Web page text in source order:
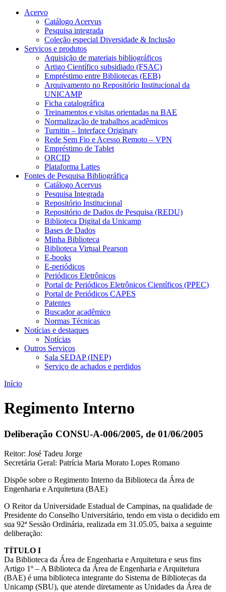
Acervo
Catálogo Acervus
Pesquisa integrada
Coleção especial Diversidade & Inclusão
Serviços e produtos
Aquisição de materiais bibliográficos
Artigo Científico subsidiado (FSAC)
Empréstimo entre Bibliotecas (EEB)
Arquivamento no Repositório Institucional da
UNICAMP
Ficha catalográfica
Treinamentos e visitas orientadas na BAE
Normalização de trabalhos acadêmicos
Turnitin – Interface Originaty
Rede Sem Fio e Acesso Remoto – VPN
Empréstimo de Tablet
ORCID
Plataforma Lattes
Fontes de Pesquisa Bibliográfica
Catálogo Acervus
Pesquisa Integrada
Repositório Institucional
Repositório de Dados de Pesquisa (REDU)
Biblioteca Digital da Unicamp
Bases de Dados
Minha Biblioteca
Biblioteca Virtual Pearson
E-books
E-periódicos
Periódicos Eletrônicos
Portal de Periódicos Eletrônicos Científicos (PPEC)
Portal de Periódicos CAPES
Patentes
Buscador acadêmico
Normas Técnicas
Notícias e destaques
Notícias
Outros Serviços
Sala SEDAP (INEP)
Serviço de achados e perdidos
Início
Regimento Interno
Deliberação CONSU-A-006/2005, de 01/06/2005
Reitor: José Tadeu Jorge
Secretária Geral: Patrícia Maria Morato Lopes Romano
Dispõe sobre o Regimento Interno da Biblioteca da Área de
Engenharia e Arquitetura (BAE)
O Reitor da Universidade Estadual de Campinas, na qualidade de
Presidente do Conselho Universitário, tendo em vista o decidido em
sua 92ª Sessão Ordinária, realizada em 31.05.05, baixa a seguinte
deliberação:
TÍTULO I
Da Biblioteca da Área de Engenharia e Arquitetura e seus fins
Artigo 1º – A Biblioteca da Área de Engenharia e Arquitetura
(BAE) é uma biblioteca integrante do Sistema de Bibliotecas da
Unicamp (SBU), que atende diretamente as Unidades da Área de